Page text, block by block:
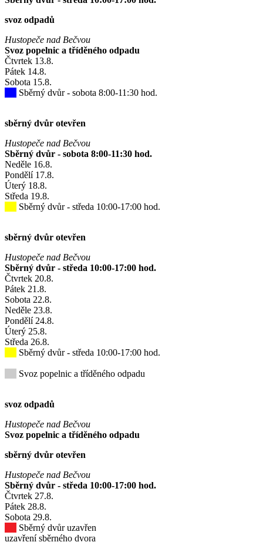
svoz odpadů
Hustopeče nad Bečvou
Svoz popelnic a tříděného odpadu
Čtvrtek 13.8.
Pátek 14.8.
Sobota 15.8.
Sběrný dvůr - sobota 8:00-11:30 hod.
sběrný dvůr otevřen
Hustopeče nad Bečvou
Sběrný dvůr - sobota 8:00-11:30 hod.
Neděle 16.8.
Pondělí 17.8.
Úterý 18.8.
Středa 19.8.
Sběrný dvůr - středa 10:00-17:00 hod.
sběrný dvůr otevřen
Hustopeče nad Bečvou
Sběrný dvůr - středa 10:00-17:00 hod.
Čtvrtek 20.8.
Pátek 21 .8.
Sobota 22.8.
Neděle 23.8.
Pondělí 24.8.
Úterý 25.8.
Středa 26.8.
Sběrný dvůr - středa 10:00-17:00 hod.
Svoz popelnic a tříděného odpadu
svoz odpadů
Hustopeče nad Bečvou
Svoz popelnic a tříděného odpadu
sběrný dvůr otevřen
Hustopeče nad Bečvou
Sběrný dvůr - středa 10:00-17:00 hod.
Čtvrtek 27.8.
Pátek 28.8.
Sobota 29.8.
Sběrný dvůr uzavřen
uzavření sběrného dvora